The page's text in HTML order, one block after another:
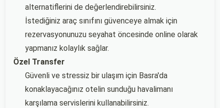
alternatiflerini de değerlendirebilirsiniz.
İstediğiniz araç sınıfını güvenceye almak için
rezervasyonunuzu seyahat öncesinde online olarak
yapmanız kolaylık sağlar.
Özel Transfer
Güvenli ve stressiz bir ulaşım için Basra'da
konaklayacağınız otelin sunduğu havalimanı
karşılama servislerini kullanabilirsiniz.